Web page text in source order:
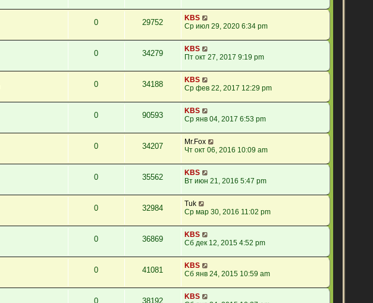
0 29752
KBS
Ср июл 29, 2020 6:34 pm
0 34279
KBS
Пт окт 27, 2017 9:19 pm
0 34188
KBS
Ср фев 22, 2017 12:29 pm
0 90593
KBS
Ср янв 04, 2017 6:53 pm
0 34207
Mr.Fox
Чт окт 06, 2016 10:09 am
0 35562
KBS
Вт июн 21, 2016 5:47 pm
0 32984
Tuk
Ср мар 30, 2016 11:02 pm
0 36869
KBS
Сб дек 12, 2015 4:52 pm
0 41081
KBS
Сб янв 24, 2015 10:59 am
0 38192
KBS